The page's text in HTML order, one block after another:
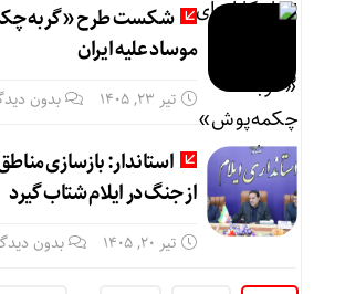
شکست طرح «گربه
موساد علیه ایران
تیر ۲۳, ۱۴۰۵ بدون
استاندار: بازسازی
از جنگ در ایلام شتاب گیرد
تیر ۲۰, ۱۴۰۵ بدون